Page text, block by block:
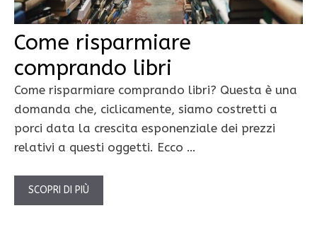
Come risparmiare
comprando libri
Come risparmiare comprando libri? Questa è una
domanda che, ciclicamente, siamo costretti a
porci data la crescita esponenziale dei prezzi
relativi a questi oggetti. Ecco …
SCOPRI DI PIÙ